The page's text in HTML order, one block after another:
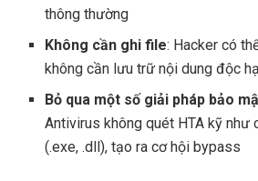
thông thường
Không cần ghi file: Hacker có
không cần lưu trữ nội dung độc
Bỏ qua một số giải pháp bảo
Antivirus không quét HTA kỹ như
(.exe, .dll), tạo ra cơ hội bypass